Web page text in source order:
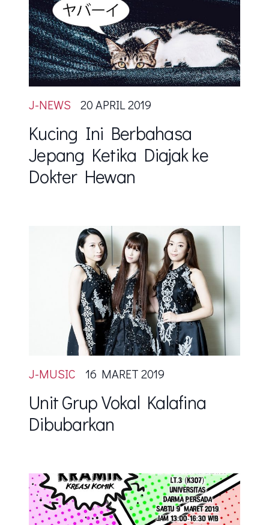
J-NEWS 20 APRIL 2019
Kucing Ini Berbahasa
Jepang Ketika Diajak ke
Dokter Hewan
J-MUSIC 16 MARET 2019
Unit Grup Vokal Kalafina
Dibubarkan